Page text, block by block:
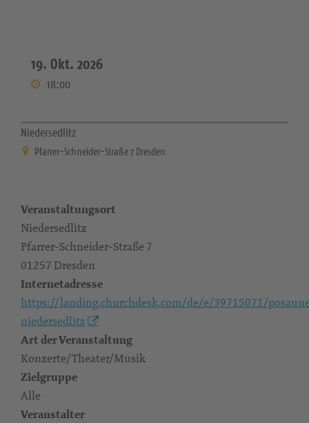
19. Okt. 2026
18:00
Niedersedlitz
Pfarrer-Schneider-Straße 7 Dresden
Veranstaltungsort
Niedersedlitz
Pfarrer-Schneider-Straße 7
01257 Dresden
Internetadresse
https://landing.churchdesk.com/de/e/39715071/
niedersedlitz
Art der Veranstaltung
Konzerte/Theater/Musik
Zielgruppe
Alle
Veranstalter